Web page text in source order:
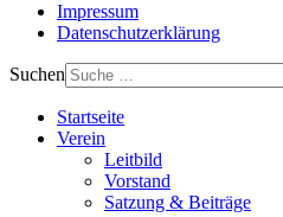
Impressum
Datenschutzerklärung
Suchen
Startseite
Verein
Leitbild
Vorstand
Satzung & Beiträge